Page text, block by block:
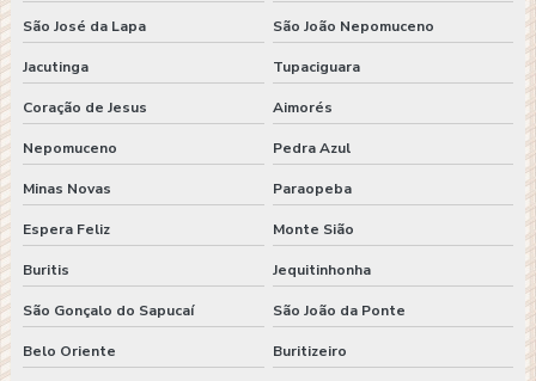
São José da Lapa São João Nepomuceno
Jacutinga Tupaciguara
Coração de Jesus Aimorés
Nepomuceno Pedra Azul
Minas Novas Paraopeba
Espera Feliz Monte Sião
Buritis Jequitinhonha
São Gonçalo do Sapucaí São João da Ponte
Belo Oriente Buritizeiro